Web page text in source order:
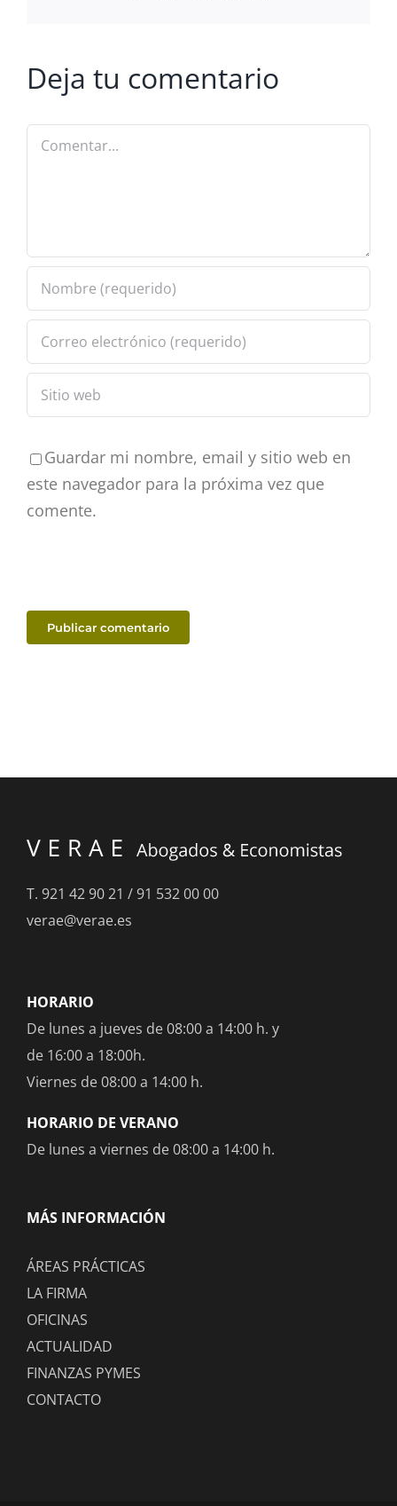
Deja tu comentario
Comentar
Guardar mi nombre, email y sitio web en
este navegador para la próxima vez que
comente.
T. 921 42 90 21 /91 532 00 00
verae@verae.es
HORARIO
De lunes a jueves de 08:00 a 14:00 h. y
de 16:00 a 18:00h.
Viernes de 08:00 a 14:00 h.
HORARIO DE VERANO
De lunes a viernes de 08:00 a 14:00 h.
MÁS INFORMACIÓN
ÁREAS PRÁCTICAS
LA FIRMA
OFICINAS
ACTUALIDAD
FINANZAS PYMES
CONTACTO